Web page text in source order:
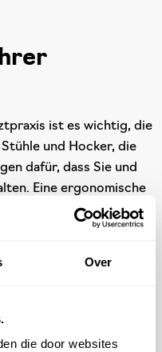
Over
die door websites
ist es wichtig, die
und Hocker, die
dafür, dass Sie und
Eine ergonomische
wie
vor, sondern regt auch